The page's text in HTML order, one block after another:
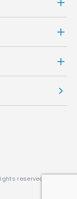
reserved.